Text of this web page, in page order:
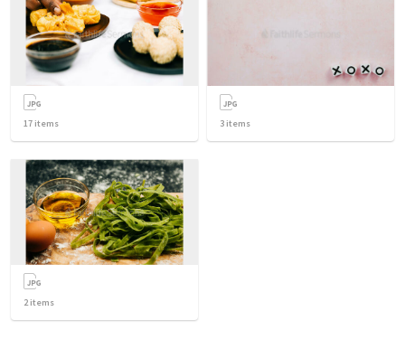
17 items 3 items
2items